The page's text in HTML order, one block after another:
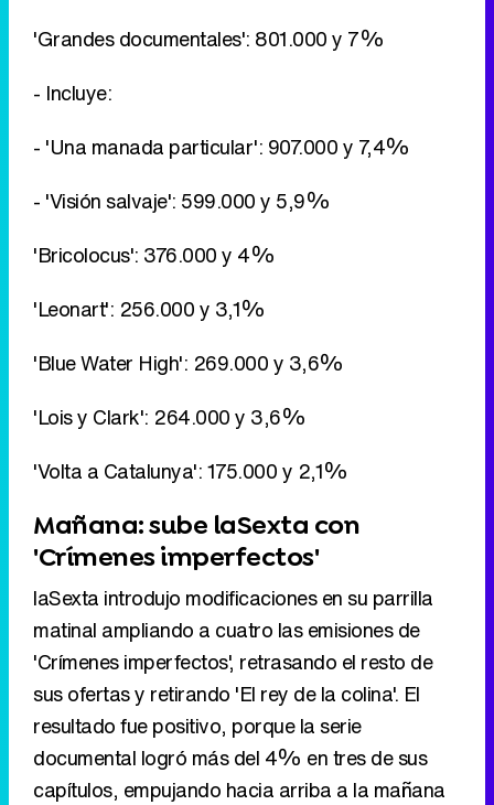
'Grandes documentales': 801.000 y 7%
- Incluye:
- 'Una manada particular': 907.000 y 7,4%
- 'Visión salvaje': 599.000 y 5,9%
'Bricolocus': 376.000 y 4%
'Leonart': 256.000 y 3,1%
'Blue Water High': 269.000 y 3,6%
'Lois y Clark': 264.000 y 3,6%
'Volta a Catalunya': 175.000 y 2,1%
Mañana: sube laSexta con
'Crímenes imperfectos'
laSexta introdujo modificaciones en su parrilla
matinal ampliando a cuatro las emisiones de
'Crímenes imperfectos', retrasando el resto de
sus ofertas y retirando 'El rey de la colina'. El
resultado fue positivo, porque la serie
documental logró más del 4% en tres de sus
capítulos, empujando hacia arriba a la mañana